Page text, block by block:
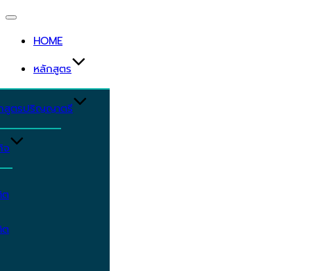
Toggle
navigation
HOME
หลักสูตร
สูตรปริญญาตรี
จ
ต
ต